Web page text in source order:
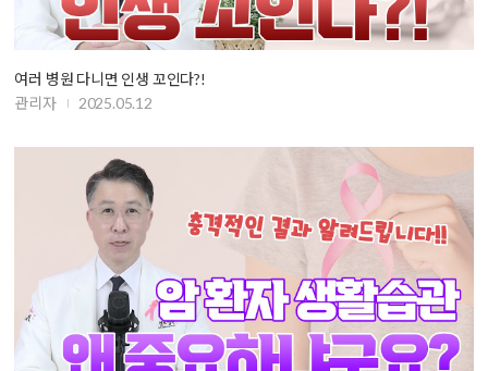
여러 병원 다니면 인생 꼬인다?!
관리자
2025.05.12